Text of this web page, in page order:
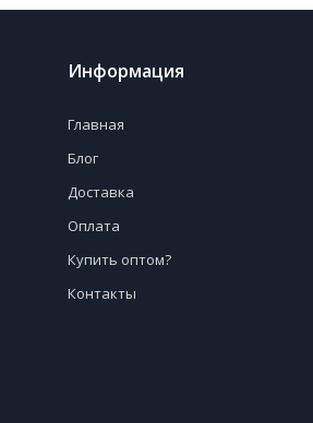
Информация
Главная
Блог
Доставка
Оплата
Купить оптом?
Контакты